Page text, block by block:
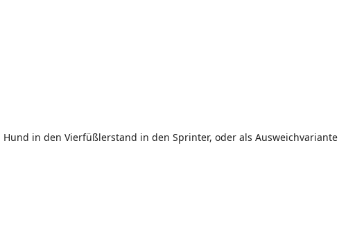
in den Vierfüßlerstand in den Sprinter, oder als Ausweichvariante